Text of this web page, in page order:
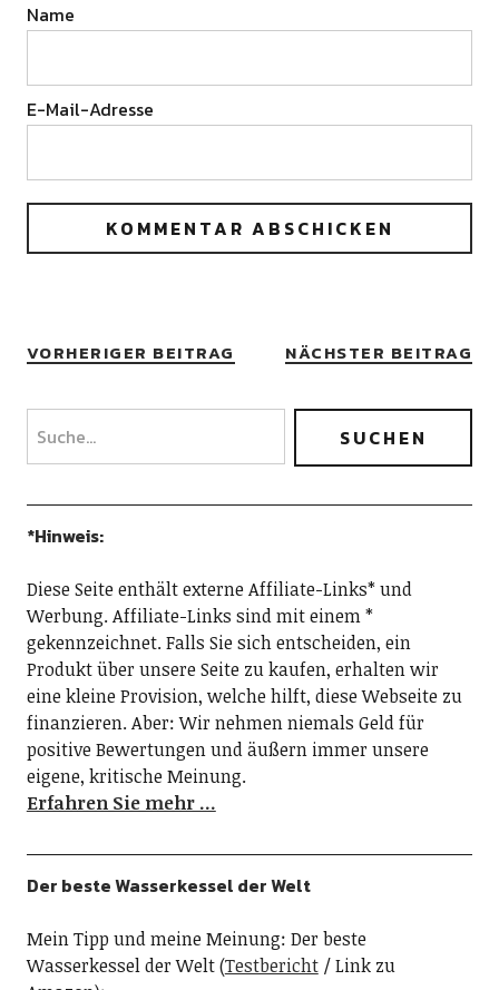
Name
E-Mail-Adresse
VORHERIGER BEITRAG NÄCHSTER BEITRAG
*Hinweis:
Diese Seite enthält externe Affiliate-Links* und
Werbung. Affiliate-Links sind mit einem *
gekennzeichnet. Falls Sie sich entscheiden, ein
Produkt über unsere Seite zu kaufen, erhalten wir
eine kleine Provision, welche hilft, diese Webseite zu
finanzieren. Aber: Wir nehmen niemals Geld für
positive Bewertungen und äußern immer unsere
eigene, kritische Meinung.
Erfahren Sie mehr …
Der beste Wasserkessel der Welt
Mein Tipp und meine Meinung: Der beste
Wasserkessel der Welt (Testbericht/ Link zu